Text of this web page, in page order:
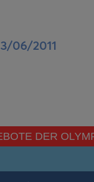
06/2011
DER